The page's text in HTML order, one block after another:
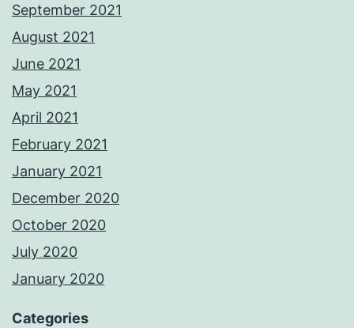
September 2021
August 2021
June 2021
May 2021
April 2021
February 2021
January 2021
December 2020
October 2020
July 2020
January 2020
Categories